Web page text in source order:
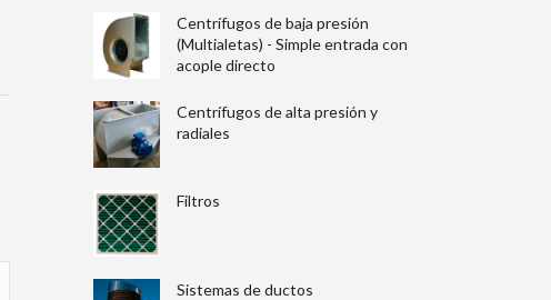
Centrífugos de baja presión
(Multialetas) - Simple entrada con
acople directo
Centrífugos de alta presión y
radiales
Filtros
Sistemas de ductos